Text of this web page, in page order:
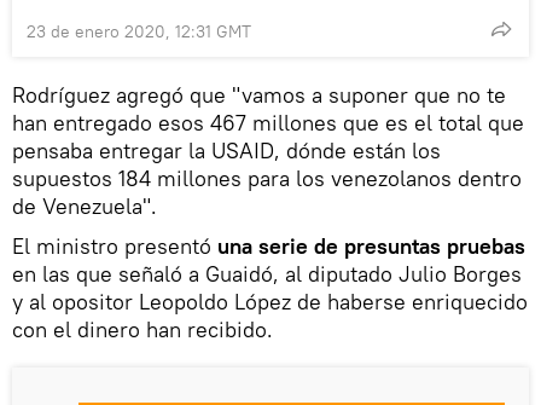
23 de enero 2020, 12:31 GMT
Rodríguez agregó que "vamos a suponer que no te
han entregado esos 467 millones que es el total que
pensaba entregar la USAID, dónde están los
supuestos 184 millones para los venezolanos dentro
de Venezuela".
El ministro presentó una serie de presuntas pruebas
en las que señaló a Guaidó, al diputado Julio Borges
y al opositor Leopoldo López de haberse enriquecido
con el dinero han recibido.